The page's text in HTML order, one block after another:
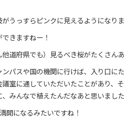
うっすらピンクに見えるようになり
きますねー！
道府県でも）見るべき桜がたくさんあ
パスや国の機関に行けば、入り口に
議室に通していただいたことがあり
みんなで植えたんだなあと思いました
開になるみたいですね！